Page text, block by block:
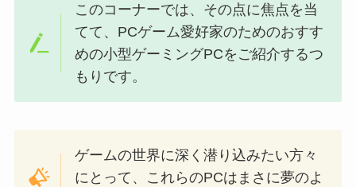
このコーナーでは、その点に焦点を当
てて、PCゲーム愛好家のためのおすす
めの小型ゲーミングPCをご紹介するつ
もりです。
ゲームの世界に深く潜り込みたい方々
にとって、これらのPCはまさに夢のよ